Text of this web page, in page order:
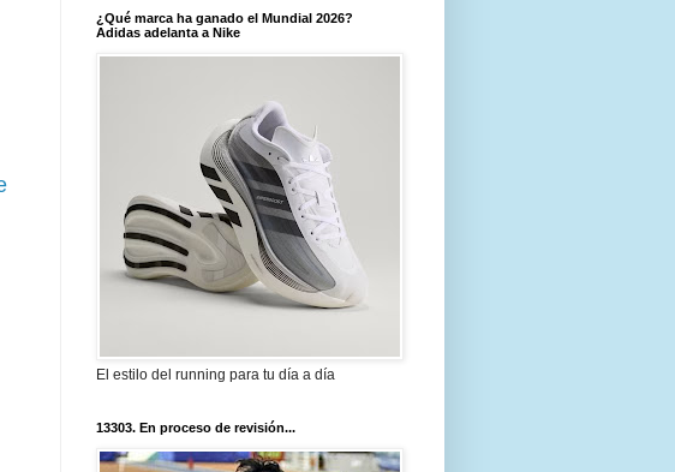
¿Qué marca ha ganado el Mundial 2026?
Adidas adelanta a Nike
El estilo del running para tu día a día
13303. En proceso de revisión...